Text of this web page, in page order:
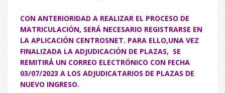
CON ANTERIORIDAD A REALIZAR EL PROCESO DE
MATRICULACIÓN, SERÁ NECESARIO REGISTRARSE EN
LA APLICACIÓN CENTROSNET. PARA ELLO,UNA VEZ
FINALIZADA LA ADJUDICACIÓN DE PLAZAS, SE
REMITIRÁ UN CORREO ELECTRÓNICO CON FECHA
03/07/2023 A LOS ADJUDICATARIOS DE PLAZAS DE
NUEVO INGRESO.